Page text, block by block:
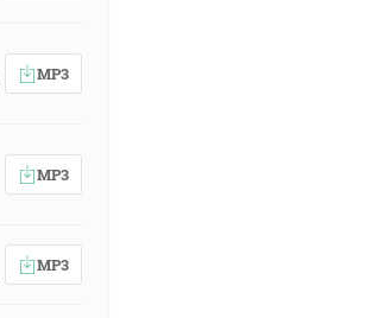
MP3
MP3
MP3